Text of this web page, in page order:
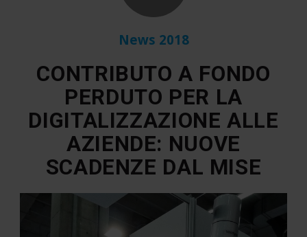
News 2018
CONTRIBUTO A FONDO
PERDUTO PER LA
DIGITALIZZAZIONE ALLE
AZIENDE: NUOVE
SCADENZE DAL MISE